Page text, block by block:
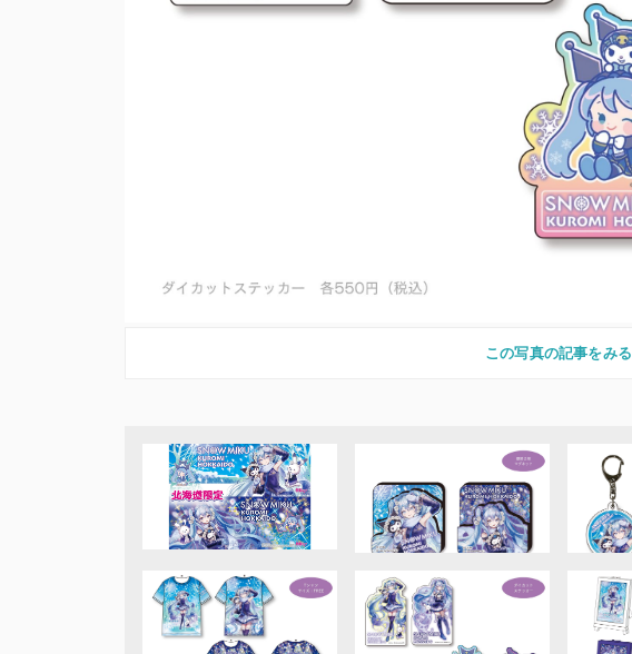
この写真の記事をみる